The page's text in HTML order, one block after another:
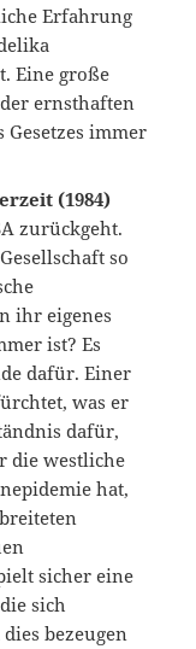
Erfahrung
Eine große
ernsthaften
immer
(1984)
zurückgeht.
so
ihr eigenes
ist? Es
dafür. Einer
was er
dafür,
die westliche
hat,
sicher eine
sich
bezeugen